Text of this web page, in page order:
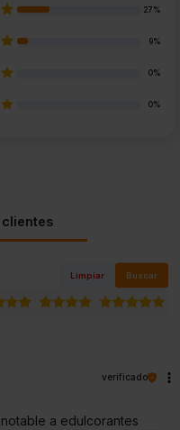
27%
9%
0%
0%
clientes
Limpiar Buscar
verificado
a edulcorantes